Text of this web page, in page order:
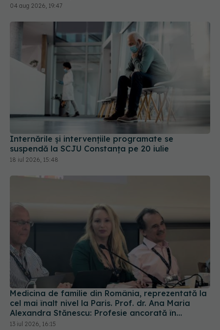
Internările și intervențiile programate se
suspendă la SCJU Constanța pe 20 iulie
18 iul 2026, 15:48
Medicina de familie din România, reprezentată la
cel mai înalt nivel la Paris. Prof. dr. Ana Maria
Alexandra Stănescu: Profesie ancorată în
comunitate
13 iul 2026, 16:15